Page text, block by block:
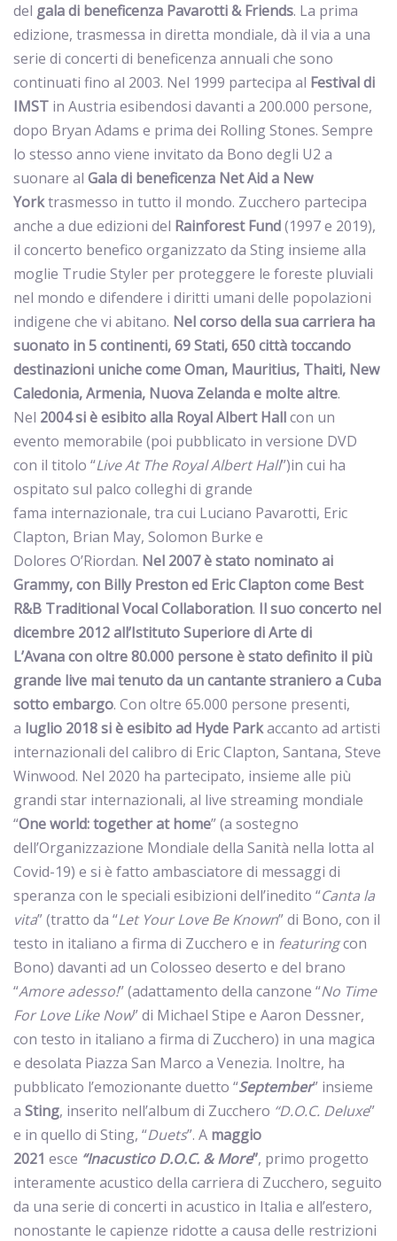
del gala di beneficenza Pavarotti & Friends. La prima
edizione, trasmessa in diretta mondiale, dà il via a una
serie di concerti di beneficenza annuali che sono
continuati fino al 2003. Nel 1999 partecipa al Festival di
IMST in Austria esibendosi davanti a 200.000 persone,
dopo Bryan Adams e prima dei Rolling Stones. Sempre
lo stesso anno viene invitato da Bono degli U2 a
suonare al Gala di beneficenza Net Aid a New
Yorktrasmesso in tutto il mondo. Zucchero partecipa
anche a due edizioni del Rainforest Fund(1997 e 2019),
il concerto benefico organizzato da Sting insieme alla
moglie Trudie Styler per proteggere le foreste pluviali
nel mondo e difendere i diritti umani delle popolazioni
indigene che vi abitano. Nel corso della sua carriera ha
suonato in 5 continenti, 69 Stati, 650 città toccando
destinazioni uniche come Oman, Mauritius, Thaiti, New
Caledonia, Armenia, Nuova Zelanda e molte altre.
Nel 2004si è esibito alla Royal Albert Hallcon un
evento memorabile (poi pubblicato in versione DVD
con il titolo “Live At The Royal Albert Hall”)in cui ha
ospitato sul palco colleghi di grande
fama internazionale, tra cui Luciano Pavarotti, Eric
Clapton, Brian May, Solomon Burke e
Dolores O’Riordan. Nel 2007 è stato nominato ai
Grammy, con Billy Preston ed Eric Clapton come Best
R&B Traditional Vocal Collaboration. Il suo concerto nel
dicembre 2012 all’Istituto Superiore di Arte di
L’Avana con oltre 80.000 persone è stato definito il più
grande live mai tenuto da un cantante straniero a Cuba
sotto embargo. Con oltre 65.000 persone presenti,
a luglio 2018 si è esibito ad Hyde Parkaccanto ad artisti
internazionali del calibro di Eric Clapton, Santana, Steve
Winwood. Nel 2020 ha partecipato, insieme alle più
grandi star internazionali, al live streaming mondiale
“One world: together at home” (a sostegno
dell’Organizzazione Mondiale della Sanità nella lotta al
Covid-19) e si è fatto ambasciatore di messaggi di
speranza con le speciali esibizioni dell’inedito “Canta la
vita” (tratto da “Let Your Love Be Known” di Bono, con il
testo in italiano a firma di Zucchero e in featuringcon
Bono) davanti ad un Colosseo deserto e del brano
“Amore adesso!” (adattamento della canzone “No Time
For Love Like Now” di Michael Stipe e Aaron Dessner,
con testo in italiano a firma di Zucchero) in una magica
e desolata Piazza San Marco a Venezia. Inoltre, ha
pubblicato l’emozionante duetto “September” insieme
a Sting, inserito nell’album di Zucchero “D.O.C. Deluxe”
e in quello di Sting, “Duets”. A maggio
2021 esce “Inacustico D.O.C. & More”, primo progetto
interamente acustico della carriera di Zucchero, seguito
da una serie di concerti in acustico in Italia e all’estero,
nonostante le capienze ridotte a causa delle restrizioni